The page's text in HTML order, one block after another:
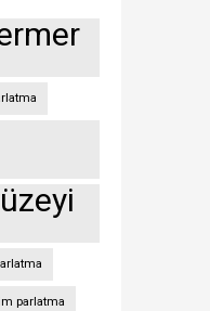
parlatma